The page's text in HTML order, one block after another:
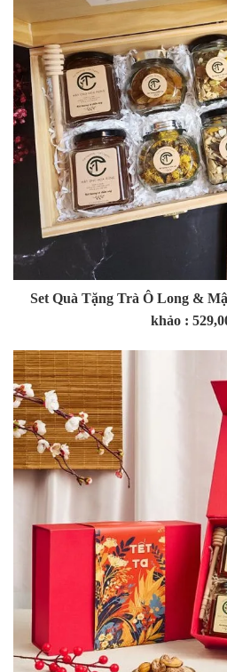
Set Quà Tặng Trà Ô Long &
khảo :